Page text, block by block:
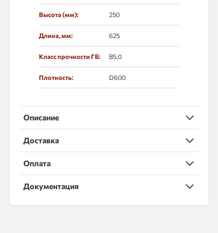
Высота (мм): 250
Длина, мм: 625
Класс прочности ГБ: B5,0
Плотность: D600
Описание
Доставка
Оплата
Документация